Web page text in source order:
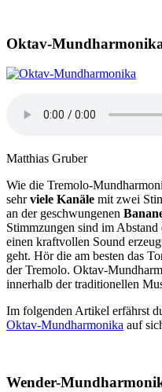
Oktav-
Matthias Gruber
Wie die Tremolo-
sehrviele Kanäle mit zwei
an der geschwungenen
Stimmzungen sind im
einen kraftvollen Sound
geht. Hör die am besten das
der Tremolo. Oktav-
innerhalb der traditionellen
Im folgenden Artikel erfährst
Oktav-Mundharmonika auf
Wender-